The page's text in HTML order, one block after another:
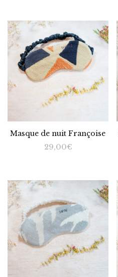
Masque de nuit Françoise
29,00€